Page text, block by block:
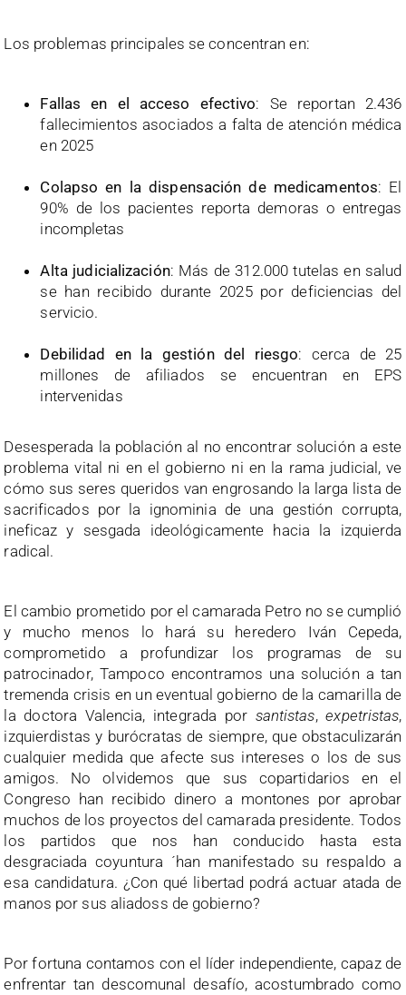
Los problemas principales se concentran en:
Fallas en el acceso efectivo: Se reportan 2.436
fallecimientos asociados a falta de atención médica
en 2025
Colapso en la dispensación de medicamentos: El
90% de los pacientes reporta demoras o entregas
incompletas
Alta judicialización: Más de 312.000 tutelas en salud
se han recibido durante 2025 por deficiencias del
servicio.
Debilidad en la gestión del riesgo: cerca de 25
millones de afiliados se encuentran en EPS
intervenidas
Desesperada la población al no encontrar solución a este
problema vital ni en el gobierno ni en la rama judicial, ve
cómo sus seres queridos van engrosando la larga lista de
sacrificados por la ignominia de una gestión corrupta,
ineficaz y sesgada ideológicamente hacia la izquierda
radical.
El cambio prometido por el camarada Petro no se cumplió
y mucho menos lo hará su heredero Iván Cepeda,
comprometido a profundizar los programas de su
patrocinador, Tampoco encontramos una solución a tan
tremenda crisis en un eventual gobierno de la camarilla de
la doctora Valencia, integrada por santistas,expetristas,
izquierdistas y burócratas de siempre, que obstaculizarán
cualquier medida que afecte sus intereses o los de sus
amigos. No olvidemos que sus copartidarios en el
Congreso han recibido dinero a montones por aprobar
muchos de los proyectos del camarada presidente. Todos
los partidos que nos han conducido hasta esta
desgraciada coyuntura ´han manifestado su respaldo a
esa candidatura. ¿Con qué libertad podrá actuar atada de
manos por sus aliadoss de gobierno?
Por fortuna contamos con el líder independiente, capaz de
enfrentar tan descomunal desafío, acostumbrado como